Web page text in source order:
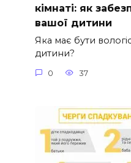
кімнаті: як
вашої дитини
Яка має бути
дитини?
0 37